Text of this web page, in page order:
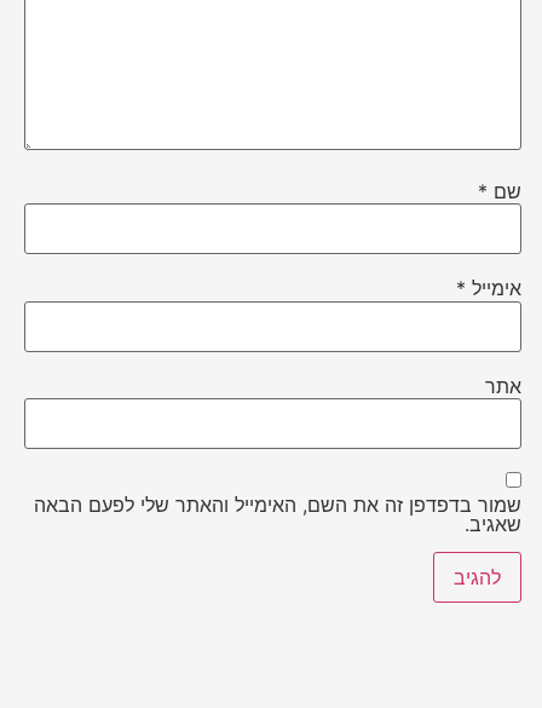
שם *
אימייל *
אתר
שמור בדפדפן זה את השם, האימייל והאתר שלי לפעם הבאה
שאגיב.